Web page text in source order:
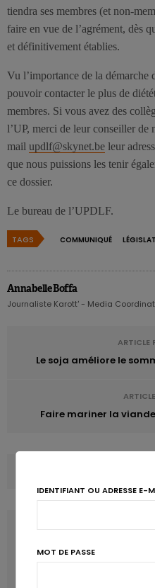
tiendra ses membres (et non-
faire en vue de l’agrément, dès
et définitivement établies.
Vu l’importance de la
pouvoir contacter le plus de
membres. Si vous avez des
l’UP, merci de leur conseiller de
mail updlf@skynet.be leur
que nous puissions les tenir
ce dossier.
Le bureau de l’UPDLF.
TAGS COMMUNIQUÉ
Annabelle Boffa
Journaliste Karott' - Media
ARTICLE
Le soja améliore le
Faire mariner la
LATEST POSTS
IDENTIFIANT OU ADRESSE E-
MOT DE PASSE